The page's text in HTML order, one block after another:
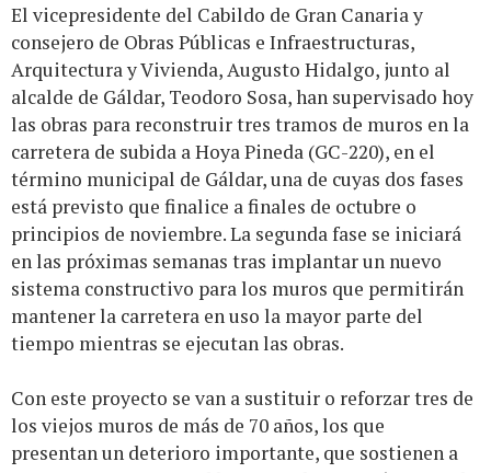
El vicepresidente del Cabildo de Gran Canaria y
consejero de Obras Públicas e Infraestructuras,
Arquitectura y Vivienda, Augusto Hidalgo, junto al
alcalde de Gáldar, Teodoro Sosa, han supervisado hoy
las obras para reconstruir tres tramos de muros en la
carretera de subida a Hoya Pineda (GC-220), en el
término municipal de Gáldar, una de cuyas dos fases
está previsto que finalice a finales de octubre o
principios de noviembre. La segunda fase se iniciará
en las próximas semanas tras implantar un nuevo
sistema constructivo para los muros que permitirán
mantener la carretera en uso la mayor parte del
tiempo mientras se ejecutan las obras.
Con este proyecto se van a sustituir o reforzar tres de
los viejos muros de más de 70 años, los que
presentan un deterioro importante, que sostienen a